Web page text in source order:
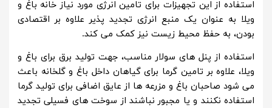
استفاده از این تجهیزات برای تامین انرژی مورد نیاز خانه باغ و
ویلا به عنوان یک منبع انرژی تجدید پذیر علاوه بر اقتصادی
بودن، به حفظ محیط زیست نیز کمک می کند.
استفاده از پنل های سولار مناسب، جهت تولید برق برای باغ و
ویلا، علاوه بر تامین گرما برای گیاهان داخل باغ و گلخانه باعث
می شود صاحبان باغ و مزرعه ها از عایق اضافی برای تولید گرما
استفاده نکنند و یا مجبور نباشند از سوخت های فسیلی تجدید